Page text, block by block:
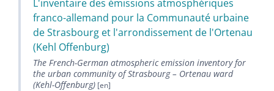
L'inventaire des émissions atmosphériques
franco-allemand pour la Communauté urbaine
de Strasbourg et l'arrondissement de l'Ortenau
(Kehl Offenburg)
The French-German atmospheric emission inventory for
the urban community of Strasbourg – Ortenau ward
(Kehl-Offenburg)